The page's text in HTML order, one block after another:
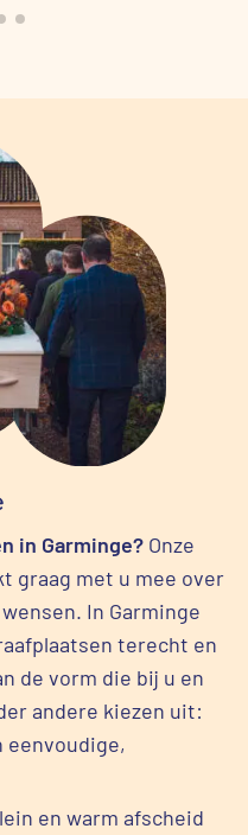
in Garminge? Onze
graag met u mee over
In Garminge
terecht en
de vorm die bij u en
andere kiezen uit:
eenvoudige,
en warm afscheid